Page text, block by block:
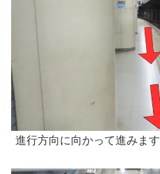
進行方向に向かって進みます